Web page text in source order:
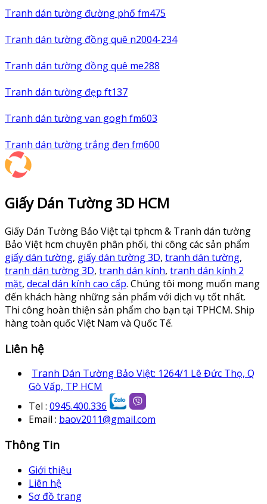
Tranh dán tường đường phố fm475
Tranh dán tường đồng quê n2004-234
Tranh dán tường đồng quê me288
Tranh dán tường đẹp ft137
Tranh dán tường van gogh fm603
Tranh dán tường trắng đen fm600
Giấy Dán Tường 3D HCM
Giấy Dán Tường Bảo Việt tại tphcm & Tranh dán tường
Bảo Việt hcm chuyên phân phối, thi công các sản phẩm
giấy dán tường, giấy dán tường 3D, tranh dán tường,
tranh dán tường 3D, tranh dán kính, tranh dán kính 2
mặt, decal dán kính cao cấp. Chúng tôi mong muốn mang
đến khách hàng những sản phẩm với dịch vụ tốt nhất.
Thi công hoàn thiện sản phẩm cho bạn tại TPHCM. Ship
hàng toàn quốc Việt Nam và Quốc Tế.
Liên hệ
Tranh Dán Tường Bảo Việt: 1264/1 Lê Đức Thọ, Q
Gò Vấp, TP HCM
Tel : 0945.400.336
Email : baov2011@gmail.com
Thông Tin
Giới thiệu
Liên hệ
Sơ đồ trang